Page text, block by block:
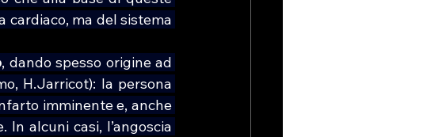
cardiaco, ma del sistema
, dando spesso origine ad
H.Jarricot): la persona
imminente e, anche
alcuni casi, l’angoscia